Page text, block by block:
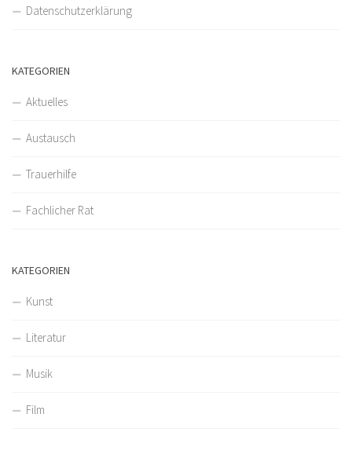
Datenschutzerklärung
KATEGORIEN
Aktuelles
Austausch
Trauerhilfe
Fachlicher Rat
KATEGORIEN
Kunst
Literatur
Musik
Film